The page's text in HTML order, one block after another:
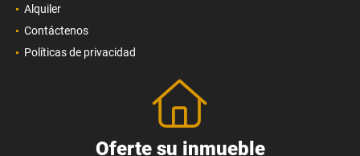
Alquiler
Contáctenos
Políticas de privacidad
Oferte su inmueble